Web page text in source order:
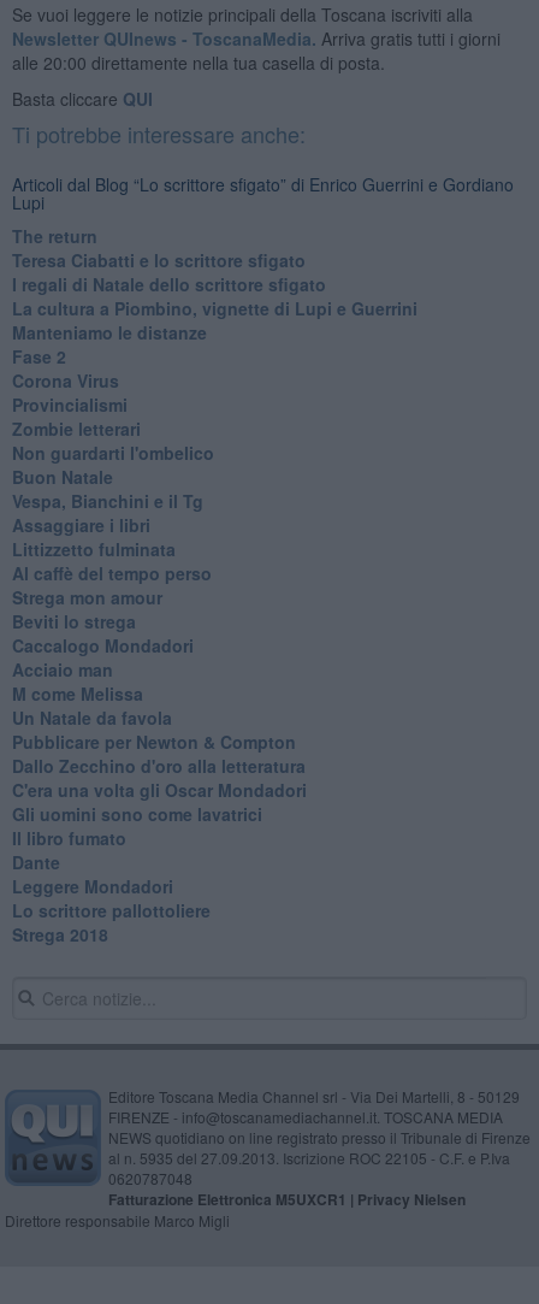
Se vuoi leggere le notizie principali della Toscana iscriviti alla
Newsletter QUInews - ToscanaMedia. Arriva gratis tutti i giorni
alle 20:00 direttamente nella tua casella di posta.
Basta cliccare QUI
Ti potrebbe interessare anche:
Articoli dal Blog “Lo scrittore sfigato” di Enrico Guerrini e Gordiano
Lupi
The return
Teresa Ciabatti e lo scrittore sfigato
I regali di Natale dello scrittore sfigato
La cultura a Piombino, vignette di Lupi e Guerrini
Manteniamo le distanze
Fase 2
Corona Virus
Provincialismi
Zombie letterari
Non guardarti l'ombelico
Buon Natale
Vespa, Bianchini e il Tg
Assaggiare i libri
Littizzetto fulminata
Al caffè del tempo perso
Strega mon amour
Beviti lo strega
Caccalogo Mondadori
Acciaio man
M come Melissa
Un Natale da favola
Pubblicare per Newton & Compton
Dallo Zecchino d'oro alla letteratura
C'era una volta gli Oscar Mondadori
Gli uomini sono come lavatrici
Il libro fumato
Dante
Leggere Mondadori
Lo scrittore pallottoliere
Strega 2018
Editore Toscana Media Channel srl - Via Dei Martelli, 8 - 50129
FIRENZE - info@toscanamediachannel.it. TOSCANA MEDIA
NEWS quotidiano on line registrato presso il Tribunale di Firenze
al n. 5935 del 27.09.2013. Iscrizione ROC 22105 - C.F. e P.Iva
0620787048
Fatturazione Elettronica M5UXCR1 | Privacy Nielsen
Direttore responsabile Marco Migli